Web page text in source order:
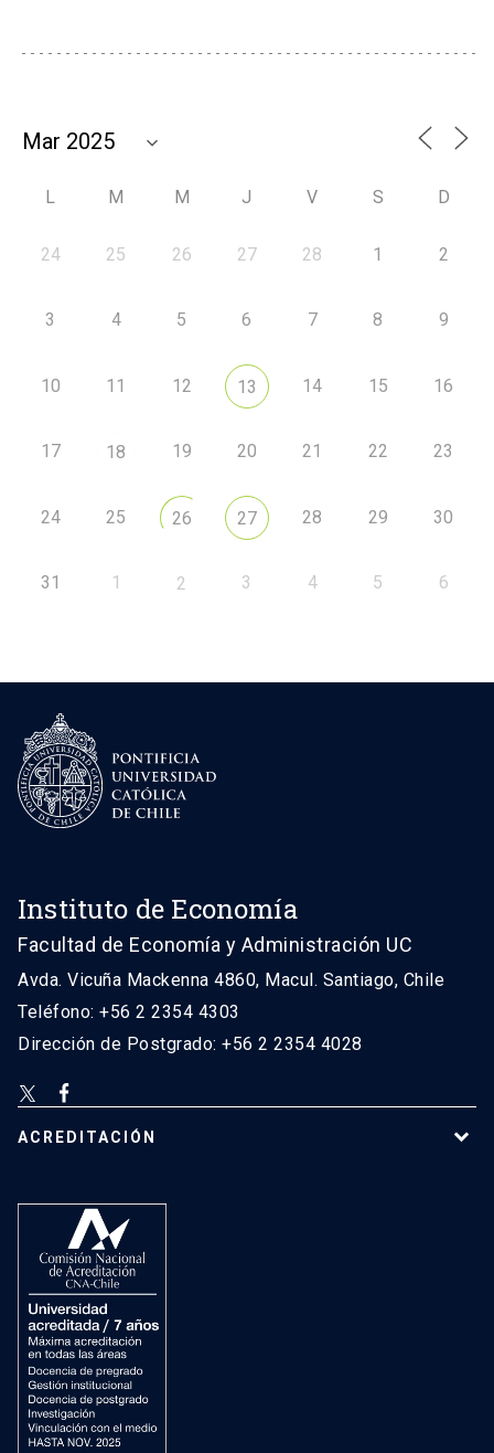
L M M J V S D
24 25 26 27 28 1 2
3 4 5 6 7 8 9
10 11 12 13 14 15 16
17 18 19 20 21 22 23
24 25 26 27 28 29 30
31 1 2 3 4 5 6
Instituto de Economía
Facultad de Economía y Administración UC
Avda. Vicuña Mackenna 4860, Macul. Santiago, Chile
Teléfono: +56 2 2354 4303
Dirección de Postgrado: +56 2 2354 4028
ACREDITACIÓN